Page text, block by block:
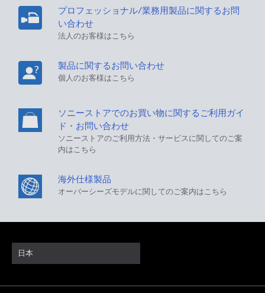
プロフェッショナル/業務用製品に関するお問
い合わせ
法人のお客様はこちら
製品に関するお問い合わせ
個人のお客様はこちら
ソニーストアでのお買い物に関するご利用ガイ
ド・お問い合わせ
ソニーストアのご利用方法・サービスに関してのご案
内はこちら
海外仕様製品
オーバーシーズモデルに関してのご案内はこちら
日本